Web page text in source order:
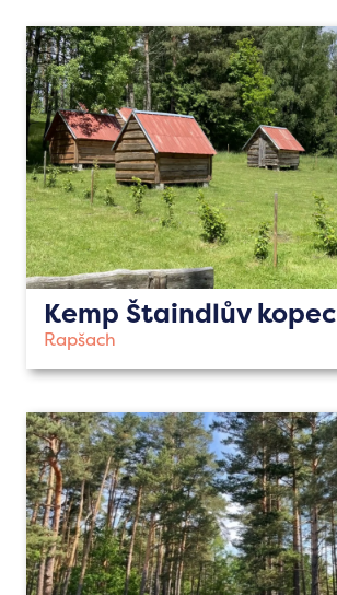
Kemp Štaindlův kopec
Rapšach